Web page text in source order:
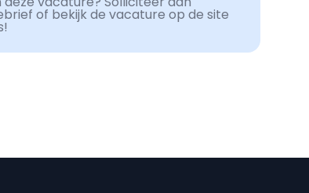
of bekijk de vacature op de site